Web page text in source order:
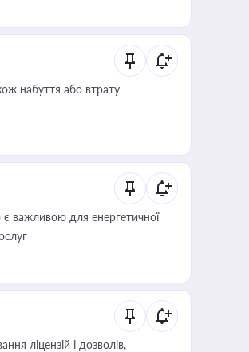
набуття або втрату
є важливою для енергетичної
ліцензій і дозволів,